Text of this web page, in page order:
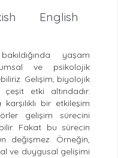
English
yaşam
ve psikolojik
Gelişim, biyolojik
etki altındadır.
bir etkileşim
gelişim sürecini
Fakat bu sürecin
değişmez. Örneğin,
ve duygusal gelişimi